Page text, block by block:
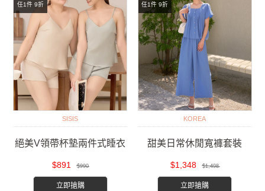
任1件 9折
SISIS
絕美V領帶杯墊兩件式睡衣
$891 $990
立即搶購
任1件 9折
KOREA
甜美日常休閒寬褲套裝
$1,348 $1,498
立即搶購